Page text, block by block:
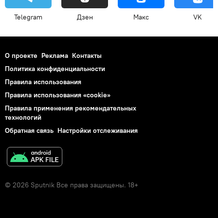
Telegram Дзен Макс VK
О проекте Реклама Контакты
Политика конфиденциальности
Правила использования
Правила использования «cookie»
Правила применения рекомендательных
технологий
Обратная связь Настройки отслеживания
© 2026 Sputnik Все права защищены. 18+